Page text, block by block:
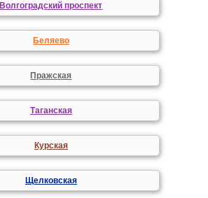
Волгоградский проспект
Беляево
Пражская
Таганская
Курская
Щелковская